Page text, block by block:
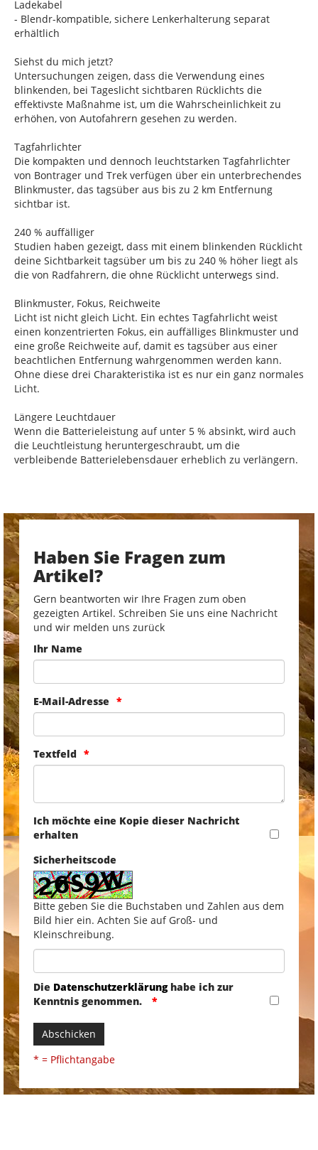
Ladekabel
- Blendr-kompatible, sichere Lenkerhalterung separat
erhältlich
Siehst du mich jetzt?
Untersuchungen zeigen, dass die Verwendung eines
blinkenden, bei Tageslicht sichtbaren Rücklichts die
effektivste Maßnahme ist, um die Wahrscheinlichkeit zu
erhöhen, von Autofahrern gesehen zu werden.
Tagfahrlichter
Die kompakten und dennoch leuchtstarken Tagfahrlichter
von Bontrager und Trek verfügen über ein unterbrechendes
Blinkmuster, das tagsüber aus bis zu 2 km Entfernung
sichtbar ist.
240 % auffälliger
Studien haben gezeigt, dass mit einem blinkenden Rücklicht
deine Sichtbarkeit tagsüber um bis zu 240 % höher liegt als
die von Radfahrern, die ohne Rücklicht unterwegs sind.
Blinkmuster, Fokus, Reichweite
Licht ist nicht gleich Licht. Ein echtes Tagfahrlicht weist
einen konzentrierten Fokus, ein auffälliges Blinkmuster und
eine große Reichweite auf, damit es tagsüber aus einer
beachtlichen Entfernung wahrgenommen werden kann.
Ohne diese drei Charakteristika ist es nur ein ganz normales
Licht.
Längere Leuchtdauer
Wenn die Batterieleistung auf unter 5 % absinkt, wird auch
die Leuchtleistung heruntergeschraubt, um die
verbleibende Batterielebensdauer erheblich zu verlängern.
Haben Sie Fragen zum
Artikel?
Gern beantworten wir Ihre Fragen zum oben
gezeigten Artikel. Schreiben Sie uns eine Nachricht
und wir melden uns zurück
Ihr Name
E-Mail-Adresse
Textfeld
Ich möchte eine Kopie dieser Nachricht
erhalten
Sicherheitscode
Bitte geben Sie die Buchstaben und Zahlen aus dem
Bild hier ein. Achten Sie auf Groß- und
Kleinschreibung.
Die Datenschutzerklärunghabe ich zur
Kenntnis genommen.
Abschicken
* = Pflichtangabe